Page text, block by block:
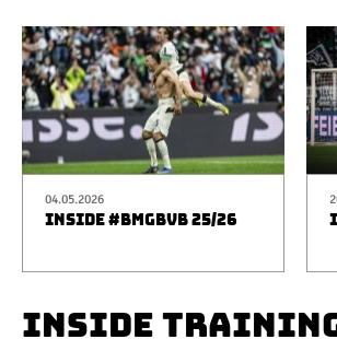
04.05.2026
INSIDE #BMGBVB 25/26
INSIDE